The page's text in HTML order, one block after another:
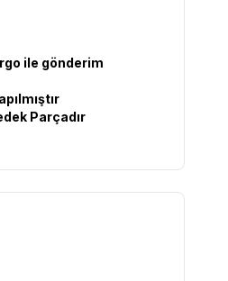
ile gönderim
Parçadır